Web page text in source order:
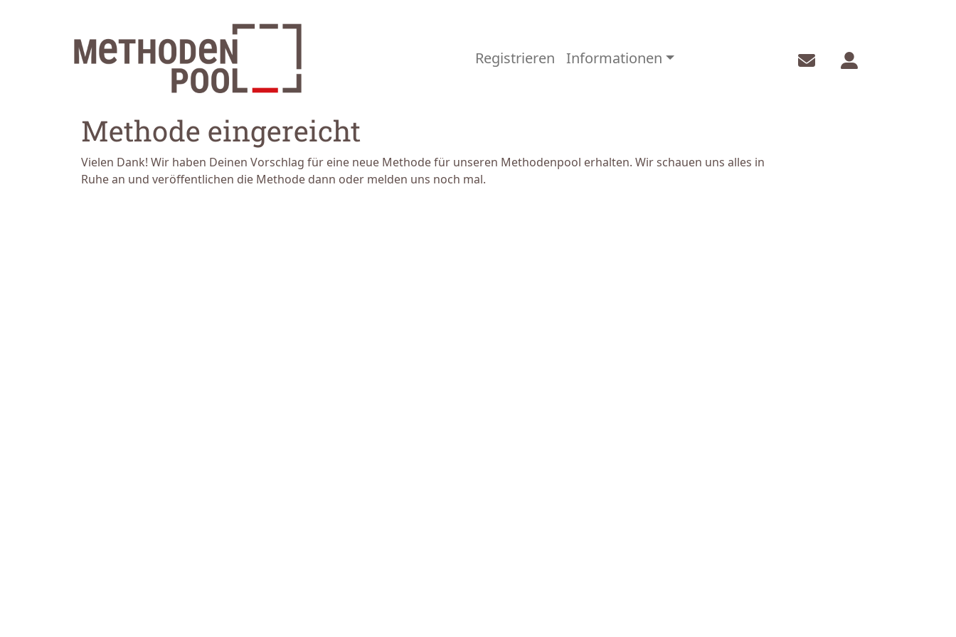
Registrieren Informationen
Methode eingereicht
Vielen Dank! Wir haben Deinen Vorschlag für eine neue Methode für unseren Methodenpool erhalten. Wir schauen uns alles in
Ruhe an und veröffentlichen die Methode dann oder melden uns noch mal.